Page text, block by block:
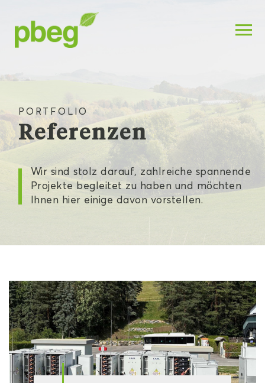
PORTFOLIO
Referenzen
Wir sind stolz darauf, zahlreiche spannende
Projekte begleitet zu haben und möchten
Ihnen hier einige davon vorstellen.